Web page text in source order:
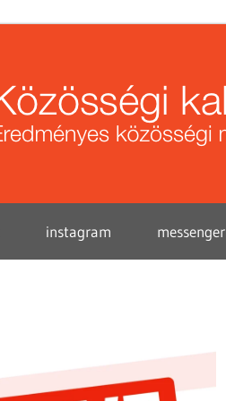
instagram messenger